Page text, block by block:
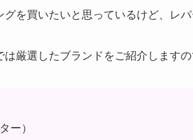
を買いたいと思っているけど、レ
厳選したブランドをご紹介します
ー）